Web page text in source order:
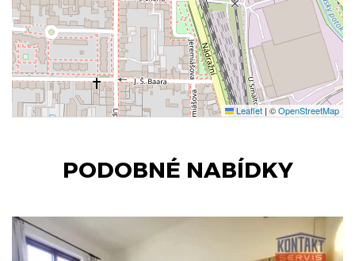
Leaflet | ©OpenStreetMap
PODOBNÉ NABÍDKY